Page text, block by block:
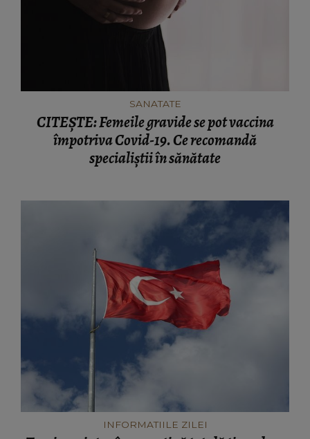
SANATATE
CITEȘTE: Femeile gravide se pot vaccina
împotriva Covid-19. Ce recomandă
specialiștii în sănătate
INFORMATIILE ZILEI